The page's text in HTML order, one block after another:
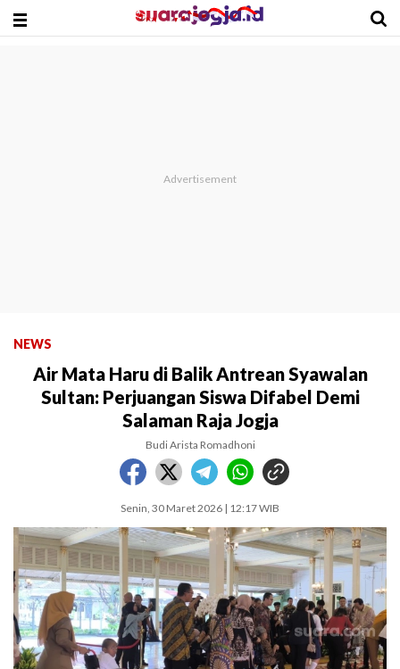
NEWS
Air Mata Haru di Balik Antrean Syawalan
Sultan: Perjuangan Siswa Difabel Demi
Salaman Raja Jogja
Budi Arista Romadhoni
Senin, 30 Maret 2026 | 12:17 WIB